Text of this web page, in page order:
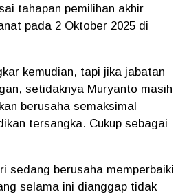
tahapan pemilihan akhir
pada 2 Oktober 2025 di
kemudian, tapi jika jabatan
setidaknya Muryanto masih
berusaha semaksimal
tersangka. Cukup sebagai
sedang berusaha memperbaiki
selama ini dianggap tidak